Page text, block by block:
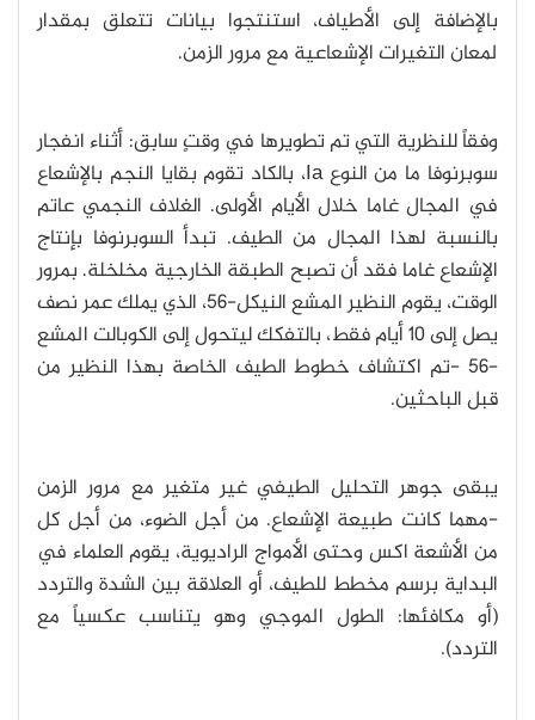
بالإضافة إلى الأطياف، استنتجوا بيانات تتعلق بمقدار
لمعان التغيرات الإشعاعية مع مرور الزمن.
وفقاً للنظرية التي تم تطويرها في وقتٍ سابق: أثناء انفجار
سوبرنوفا ما من النوع Ia، بالكاد تقوم بقايا النجم بالإشعاع
في المجال غاما خلال الأيام الأولى. الغلاف النجمي عاتم
بالنسبة لهذا المجال من الطيف. تبدأ السوبرنوفا بإنتاج
الإشعاع غاما فقد أن تصبح الطبقة الخارجية مخلخلة. بمرور
الوقت، يقوم النظير المشع النيكل-56، الذي يملك عمر نصف
يصل إلى 10 أيام فقط، بالتفكك ليتحول إلى الكوبالت المشع
-56 -تم اكتشاف خطوط الطيف الخاصة بهذا النظير من
قبل الباحثين.
يبقى جوهر التحليل الطيفي غير متغير مع مرور الزمن
-مهما كانت طبيعة الإشعاع. من أجل الضوء، من أجل كل
من الأشعة اكس وحتى الأمواج الراديوية، يقوم العلماء في
البداية برسم مخطط للطيف، أو العلاقة بين الشدة والتردد
(أو مكافئها: الطول الموجي وهو يتناسب عكسياً مع
التردد).